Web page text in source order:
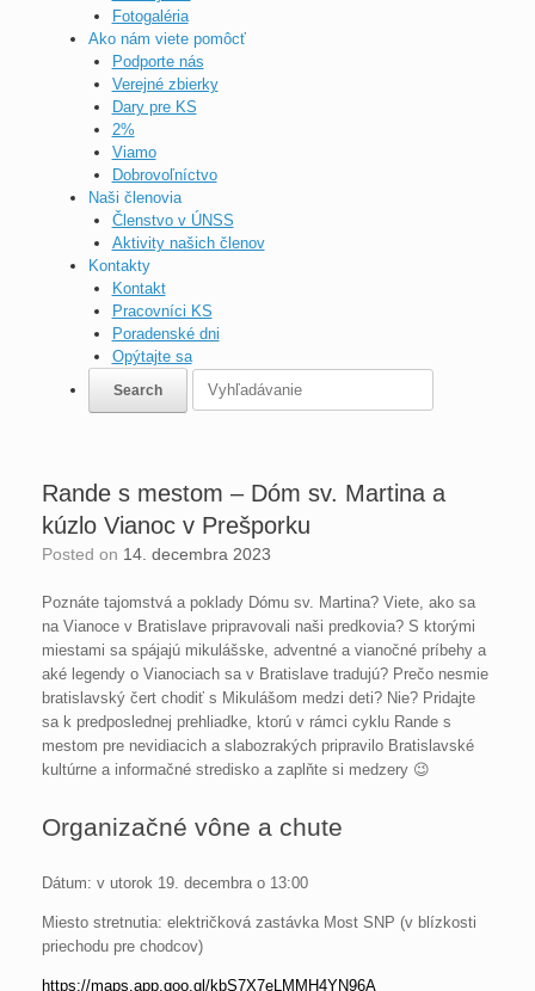
Fotogaléria
Ako nám viete pomôcť
Podporte nás
Verejné zbierky
Dary pre KS
2%
Viamo
Dobrovoľníctvo
Naši členovia
Členstvo v ÚNSS
Aktivity našich členov
Kontakty
Kontakt
Pracovníci KS
Poradenské dni
Opýtajte sa
Rande s mestom – Dóm sv. Martina a
kúzlo Vianoc v Prešporku
Posted on 14. decembra 2023
Poznáte tajomstvá a poklady Dómu sv. Martina? Viete, ako sa
na Vianoce v Bratislave pripravovali naši predkovia? S ktorými
miestami sa spájajú mikulášske, adventné a vianočné príbehy a
aké legendy o Vianociach sa v Bratislave tradujú? Prečo nesmie
bratislavský čert chodiť s Mikulášom medzi deti? Nie? Pridajte
sa k predposlednej prehliadke, ktorú v rámci cyklu Rande s
mestom pre nevidiacich a slabozrakých pripravilo Bratislavské
kultúrne a informačné stredisko a zaplňte si medzery 😉
Organizačné vône a chute
Dátum: v utorok 19. decembra o 13:00
Miesto stretnutia: električková zastávka Most SNP (v blízkosti
priechodu pre chodcov)
https://maps.app.goo.gl/kbS7X7eLMMH4YN96A